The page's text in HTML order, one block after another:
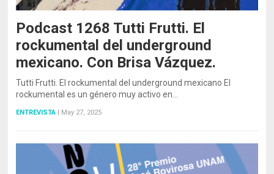
Podcast 1268 Tutti Frutti. El
rockumental del underground
mexicano. Con Brisa Vázquez.
Tutti Frutti. El rockumental del underground mexicano El
rockumental es un género muy activo en…
ENTREVISTA | May 27, 2025